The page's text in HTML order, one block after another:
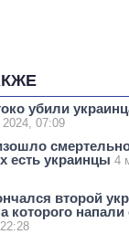
убили
07:09
есть украинцы 4
второй
которого